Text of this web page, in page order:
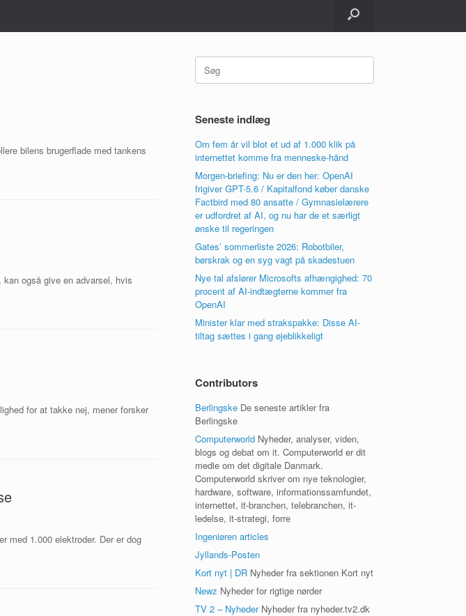
bilens brugerflade med tankens
også give en advarsel, hvis
for at takke nej, mener forsker
med 1.000 elektroder. Der er dog
Søg
efter:
Seneste indlæg
Om fem år vil blot et ud af 1.000 klik på
internettet komme fra menneske-hånd
Morgen-briefing: Nu er den her: OpenAI
frigiver GPT-5.6 / Kapitalfond køber danske
Factbird med 80 ansatte / Gymnasielærere
er udfordret af AI, og nu har de et særligt
ønske til regeringen
Gates’ sommerliste 2026: Robotbiler,
børskrak og en syg vagt på skadestuen
Nye tal afslører Microsofts afhængighed: 70
procent af AI-indtægterne kommer fra
OpenAI
Minister klar med strakspakke: Disse AI-
tiltag sættes i gang øjeblikkeligt
Contributors
Berlingske De seneste artikler fra
Berlingske
Computerworld Nyheder, analyser, viden,
blogs og debat om it. Computerworld er dit
medie om det digitale Danmark.
Computerworld skriver om nye teknologier,
hardware, software, informationssamfundet,
internettet, it-branchen, telebranchen, it-
ledelse, it-strategi, forre
Ingeniøren articles
Jyllands-Posten
Kort nyt | DR Nyheder fra sektionen Kort nyt
Newz Nyheder for rigtige nørder
TV 2 – NyhederNyheder fra nyheder.tv2.dk